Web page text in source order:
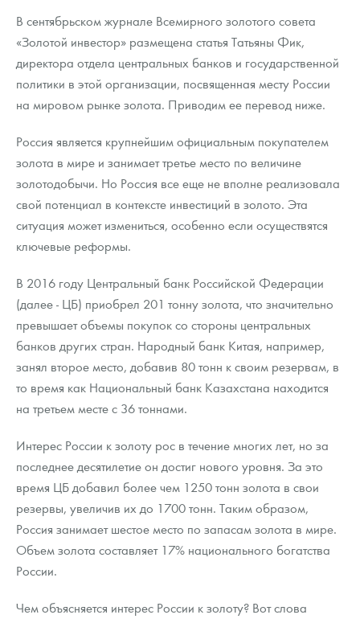
Золотой червонец Сеятель
Аксессуары
Год Лошади
Флот: ледоколы и корабли
Жетоны "Необыкновенные обитатели глубин"
Русская нумизматика
Золотая карманная галерея
Наборы подарочных и коллекционных монет
Монеты и жетоны из недрагоценных металлов
Книги по нумизматике
Выкуп монет
Выкуп серебряных монет
Памятка для работы с монетами из драгметаллов
Монеты
Политика конфиденциальности
Политика использования Cookies
Распродажа монет и жетонов
Итоги 2025 года. Прогноз курсов золота, серебра, платины на
2026 год
Cтатьи
Георгий Победоносец - динамика цен
Курс золота и серебра
Скупка слитков
Контакты
Наши преимущества
Пресс-служба
В сентябрьском журнале Всемирного золотого совета
«Золотой инвестор» размещена статья Татьяны Фик,
директора отдела центральных банков и государственной
политики в этой организации, посвященная месту России
на мировом рынке золота. Приводим ее перевод ниже.
Россия является крупнейшим официальным покупателем
золота в мире и занимает третье место по величине
золотодобычи. Но Россия все еще не вполне реализовала
свой потенциал в контексте инвестиций в золото. Эта
ситуация может измениться, особенно если осуществятся
ключевые реформы.
В 2016 году Центральный банк Российской Федерации
(далее - ЦБ) приобрел 201 тонну золота, что значительно
превышает объемы покупок со стороны центральных
банков других стран. Народный банк Китая, например,
занял второе место, добавив 80 тонн к своим резервам, в
то время как Национальный банк Казахстана находится
на третьем месте с 36 тоннами.
Интерес России к золоту рос в течение многих лет, но за
последнее десятилетие он достиг нового уровня. За это
время ЦБ добавил более чем 1250 тонн золота в свои
резервы, увеличив их до 1700 тонн. Таким образом,
Россия занимает шестое место по запасам золота в мире.
Объем золота составляет 17% национального богатства
России.
Чем объясняется интерес России к золоту? Вот слова